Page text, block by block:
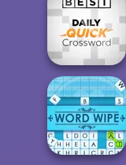
Words of
Wonders
Daily Quick
Crossword